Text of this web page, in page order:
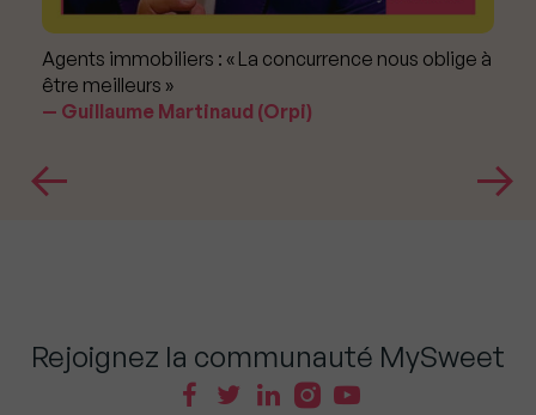
Agents immobiliers : « La concurrence nous oblige à
être meilleurs »
Guillaume Martinaud (Orpi)
Rejoignez la communauté MySweet